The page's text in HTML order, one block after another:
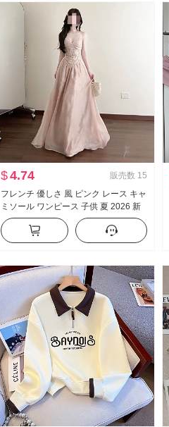
$4.74 販売数 15
フレンチ 優しさ 風 ピンク レース キャ
ミソール ワンピース 子供 夏 2026 新
品 海辺 休暇 エレガント ロングスカー
ト